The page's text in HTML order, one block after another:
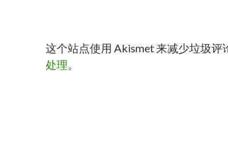
这个站点使用 Akismet 来减少垃圾评
处理。